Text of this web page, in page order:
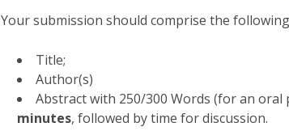
Your submission should comprise the
Title;
Author(s)
Abstract with 250/300 Words (for an
minutes, followed by time for discussion.